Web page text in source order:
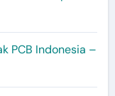
PCB Indonesia –